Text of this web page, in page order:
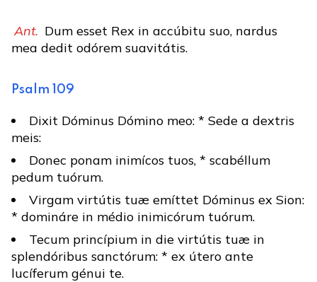
Ant. Dum esset Rex in accúbitu suo, nardus
mea dedit odórem suavitátis.
Psalm 109
Dixit Dóminus Dómino meo: * Sede a dextris
meis:
Donec ponam inimícos tuos, * scabéllum
pedum tuórum.
Virgam virtútis tuæ emíttet Dóminus ex Sion:
* domináre in médio inimicórum tuórum.
Tecum princípium in die virtútis tuæ in
splendóribus sanctórum: * ex útero ante
lucíferum génui te.